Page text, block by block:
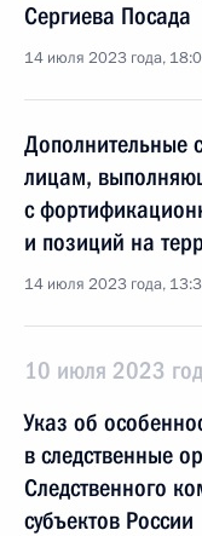
Сергиева Посада
14 июля 2023 года,
Дополнительные
лицам,
с
и позиций на
14 июля 2023 года,
10 июля 2023
Указ об
в следственные
Следственного
субъектов России